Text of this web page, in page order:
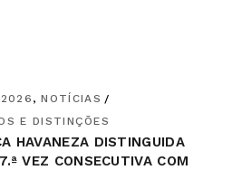
NOTÍCIAS
E DISTINÇÕES
HAVANEZA DISTINGUIDA
VEZ CONSECUTIVA COM